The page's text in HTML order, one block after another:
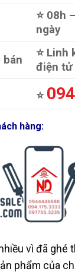
⭐️ 08h
ngày
bán
⭐️ Linh
điện tử
⭐️
hàng:
vì đã ghé
phẩm của